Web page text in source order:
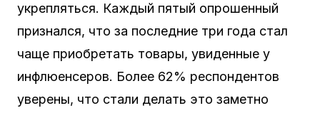
укрепляться. Каждый пятый опрошенный
признался, что за последние три года стал
чаще приобретать товары, увиденные у
инфлюенсеров. Более 62% респондентов
уверены, что стали делать это заметно